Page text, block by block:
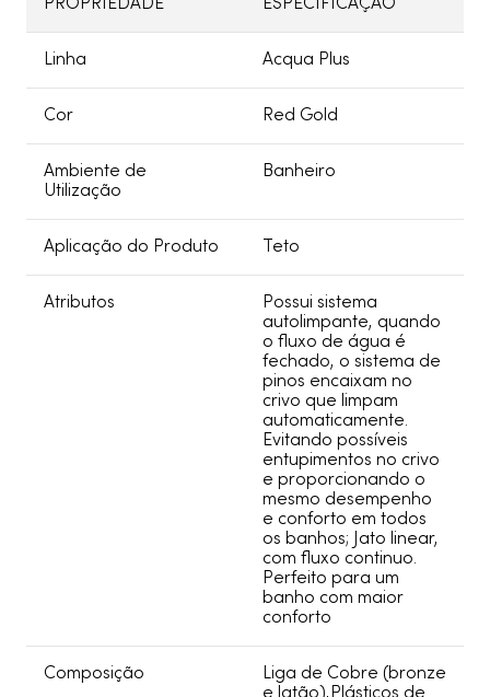
PROPRIEDADE ESPECIFICAÇÃO
Linha Acqua Plus
Cor Red Gold
Ambiente de
Utilização
Banheiro
Aplicação do Produto Teto
Atributos
Possui sistema
autolimpante, quando
o fluxo de água é
fechado, o sistema de
pinos encaixam no
crivo que limpam
automaticamente.
Evitando possíveis
entupimentos no crivo
e proporcionando o
mesmo desempenho
e conforto em todos
os banhos; Jato linear,
com fluxo continuo.
Perfeito para um
banho com maior
conforto
Composição
Liga de Cobre (bronze
e latão),Plásticos de